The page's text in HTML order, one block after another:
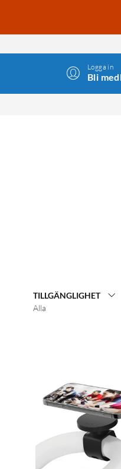
Logga in
Bli
TILLGÄNGLIGHET
Alla